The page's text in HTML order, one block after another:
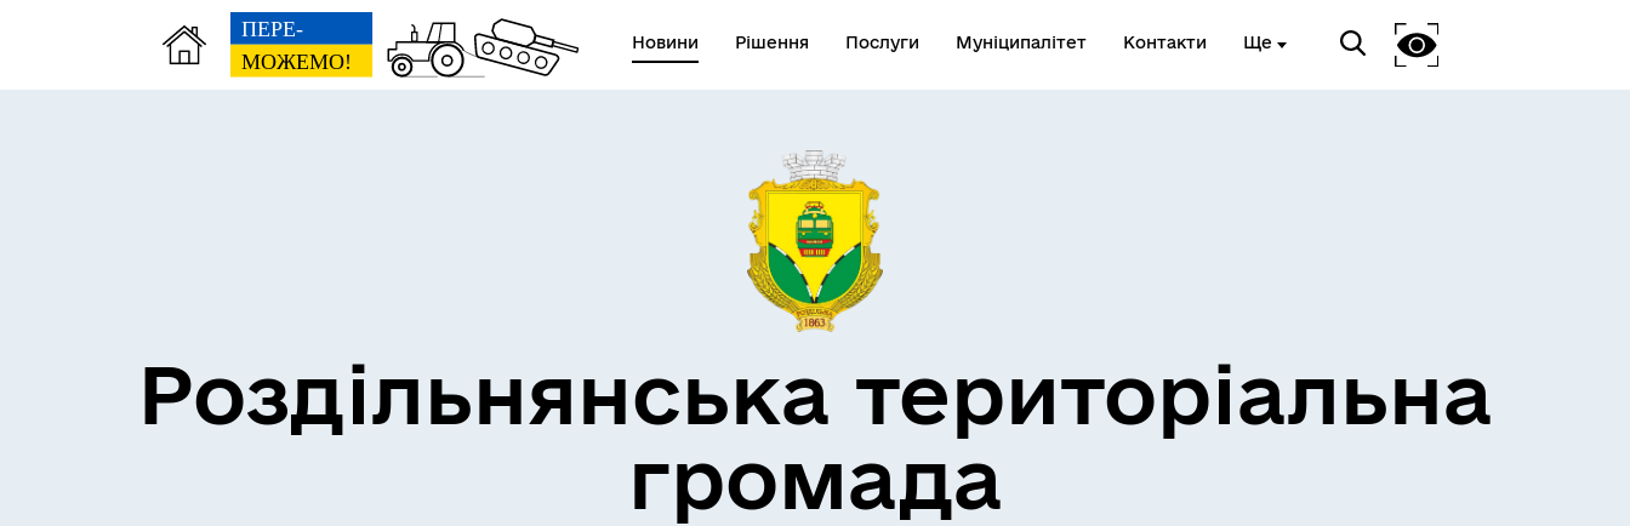
Новини Рішення Послуги Муніципалітет Контакти Ще
Пам’яті військових громади
Роздільнянська територіальна
громада